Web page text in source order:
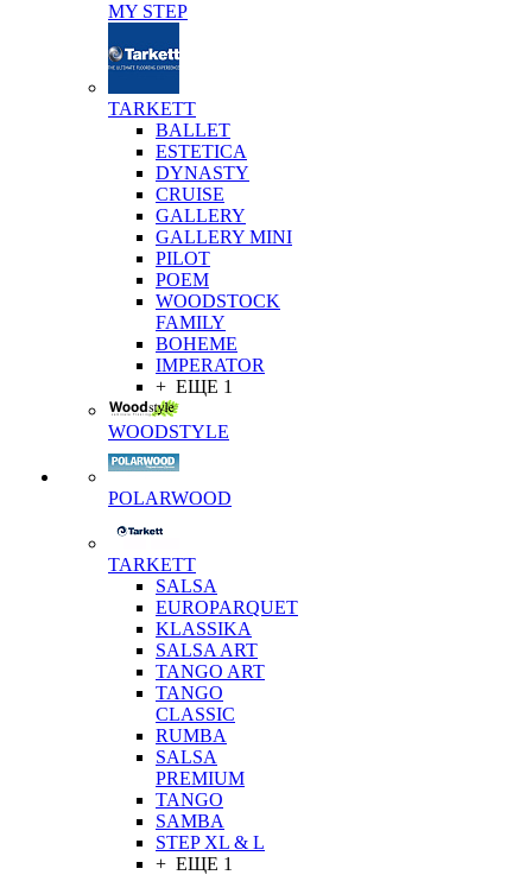
MY STEP
TARKETT
BALLET
ESTETICA
DYNASTY
CRUISE
GALLERY
GALLERY MINI
PILOT
POEM
WOODSTOCK
FAMILY
BOHEME
IMPERATOR
+ ЕЩЕ 1
WOODSTYLE
POLARWOOD
TARKETT
SALSA
EUROPARQUET
KLASSIKA
SALSA ART
TANGO ART
TANGO
CLASSIC
RUMBA
SALSA
PREMIUM
TANGO
SAMBA
STEP XL & L
+ ЕЩЕ 1